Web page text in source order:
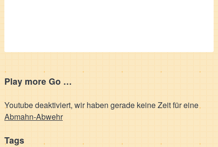
Play more Go …
Youtube deaktiviert, wir haben gerade keine Zeit für eine
Abmahn-Abwehr
Tags